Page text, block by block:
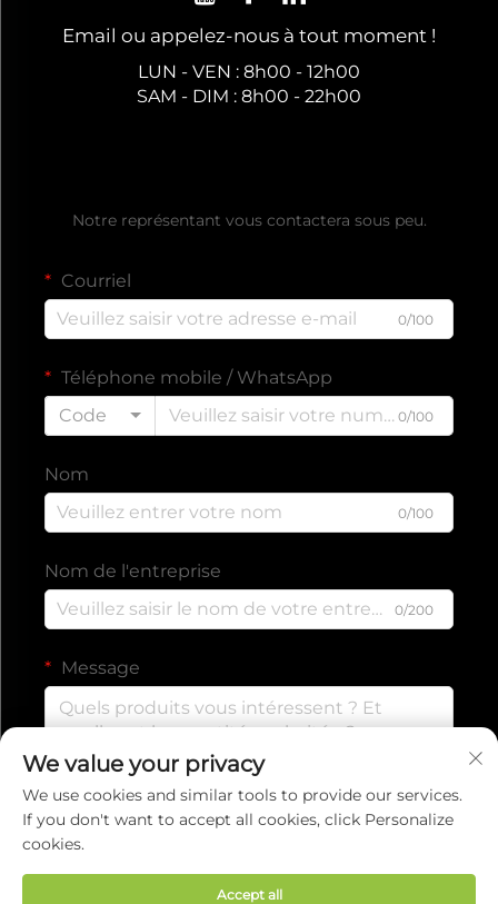
Email ou appelez-nous à tout moment !
LUN - VEN : 8h00 - 12h00
SAM - DIM : 8h00 - 22h00
Notre représentant vous contactera sous peu.
Courriel
0/100
Téléphone mobile / WhatsApp
Code
0/100
Nom
0/100
Nom de l'entreprise
0/200
Message
We value your privacy
We use cookies and similar tools to provide our services.
If you don't want to accept all cookies, click Personalize
cookies.
Accept all